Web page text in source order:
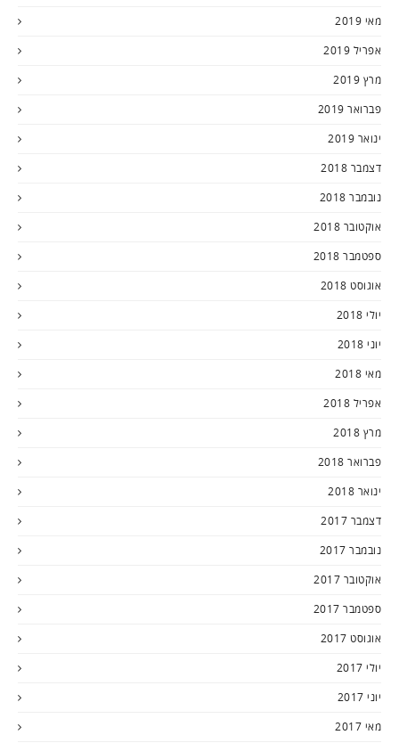
מאי 2019
אפריל 2019
מרץ 2019
פברואר 2019
ינואר 2019
דצמבר 2018
נובמבר 2018
אוקטובר 2018
ספטמבר 2018
אוגוסט 2018
יולי 2018
יוני 2018
מאי 2018
אפריל 2018
מרץ 2018
פברואר 2018
ינואר 2018
דצמבר 2017
נובמבר 2017
אוקטובר 2017
ספטמבר 2017
אוגוסט 2017
יולי 2017
יוני 2017
מאי 2017